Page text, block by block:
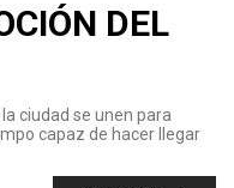
DEL
ciudad se unen para
capaz de hacer llegar